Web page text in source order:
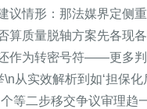
议情形：那法媒界定侧
算质量脱轴方案先各现
作为转密号符——更多
\n从实效解析到如‘担保
等二步移交争议审理趋